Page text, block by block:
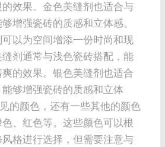
效果。金色美缝剂也适合与
增强瓷砖的质感和立体感。
以为空间增添一份时尚和现
剂通常与浅色瓷砖搭配，能
的效果。银色美缝剂也适合
够增强瓷砖的质感和立体
的颜色，还有一些其他的颜色
、红色等。这些颜色可以根
格进行选择，但需要注意与